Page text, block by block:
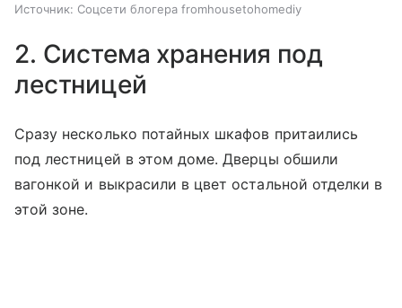
Источник: Соцсети блогера fromhousetohomediy
2. Система хранения под
лестницей
Сразу несколько потайных шкафов притаились
под лестницей в этом доме. Дверцы обшили
вагонкой и выкрасили в цвет остальной отделки в
этой зоне.